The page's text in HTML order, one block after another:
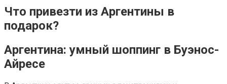
Что привезти из Аргентины в
подарок?
Аргентина: умный шоппинг в Буэнос-
Айресе